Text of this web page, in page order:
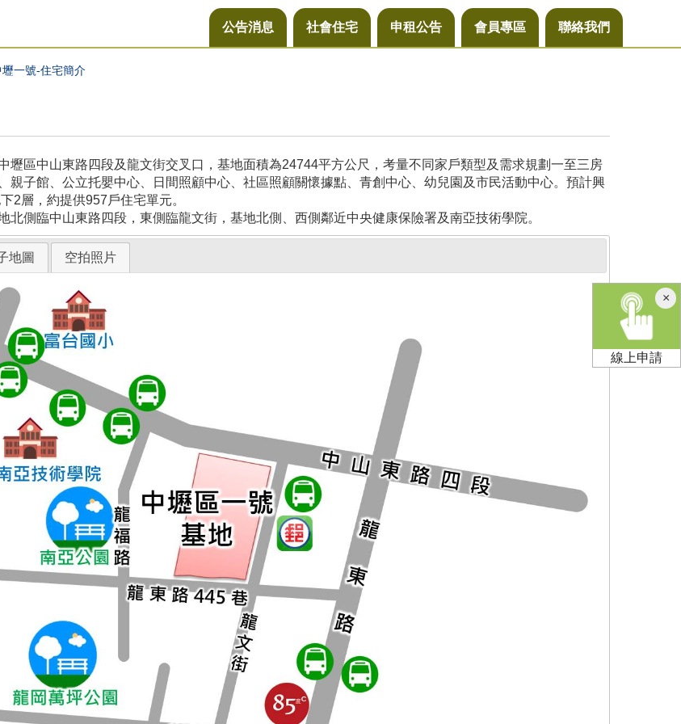
公告消息 社會住宅 申租公告 會員專區 聯絡我們
壢一號-住宅簡介
壢區中山東路四段及龍文街交叉口，基地面積為24744平方公尺，考量不同家戶類型及需求規劃一至三房
親子館、公立托嬰中心、日間照顧中心、社區照顧關懷據點、青創中心、幼兒園及市民活動中心。預計興
2層，約提供957戶住宅單元。
北側臨中山東路四段，東側臨龍文街，基地北側、西側鄰近中央健康保險署及南亞技術學院。
地圖 空拍照片
×關
閉
線上申請